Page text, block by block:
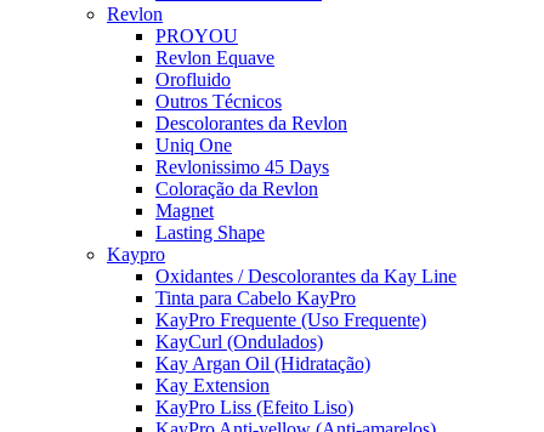
Revlon
PROYOU
Revlon Equave
Orofluido
Outros Técnicos
Descolorantes da Revlon
Uniq One
Revlonissimo 45 Days
Coloração da Revlon
Magnet
Lasting Shape
Kaypro
Oxidantes / Descolorantes da Kay Line
Tinta para Cabelo KayPro
KayPro Frequente (Uso Frequente)
KayCurl (Ondulados)
Kay Argan Oil (Hidratação)
Kay Extension
KayPro Liss (Efeito Liso)